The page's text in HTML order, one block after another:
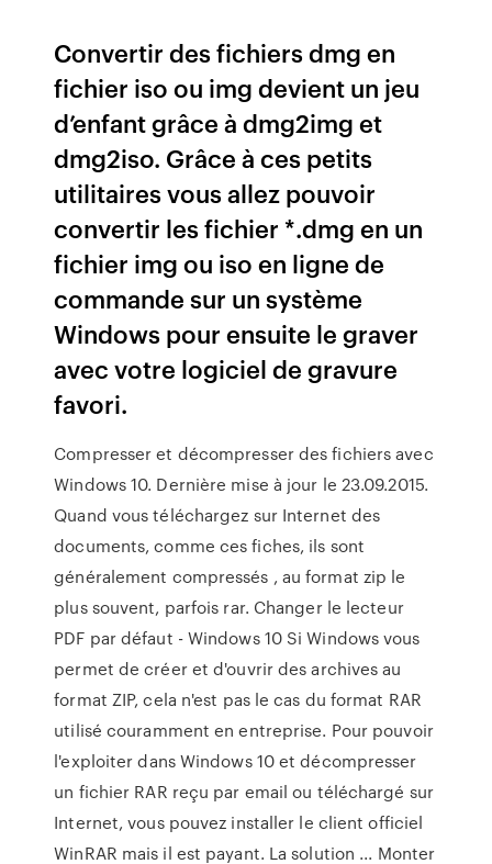
Convertir des fichiers dmg en
fichier iso ou img devient un jeu
d’enfant grâce à dmg2img et
dmg2iso. Grâce à ces petits
utilitaires vous allez pouvoir
convertir les fichier *.dmg en un
fichier img ou iso en ligne de
commande sur un système
Windows pour ensuite le graver
avec votre logiciel de gravure
favori.
Compresser et décompresser des fichiers avec
Windows 10. Dernière mise à jour le 23.09.2015.
Quand vous téléchargez sur Internet des
documents, comme ces fiches, ils sont
généralement compressés , au format zip le
plus souvent, parfois rar. Changer le lecteur
PDF par défaut - Windows 10 Si Windows vous
permet de créer et d'ouvrir des archives au
format ZIP, cela n'est pas le cas du format RAR
utilisé couramment en entreprise. Pour pouvoir
l'exploiter dans Windows 10 et décompresser
un fichier RAR reçu par email ou téléchargé sur
Internet, vous pouvez installer le client officiel
WinRAR mais il est payant. La solution ... Monter